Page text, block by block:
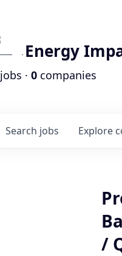
Energy
jobs · 0 companies
Search jobs Explore
/